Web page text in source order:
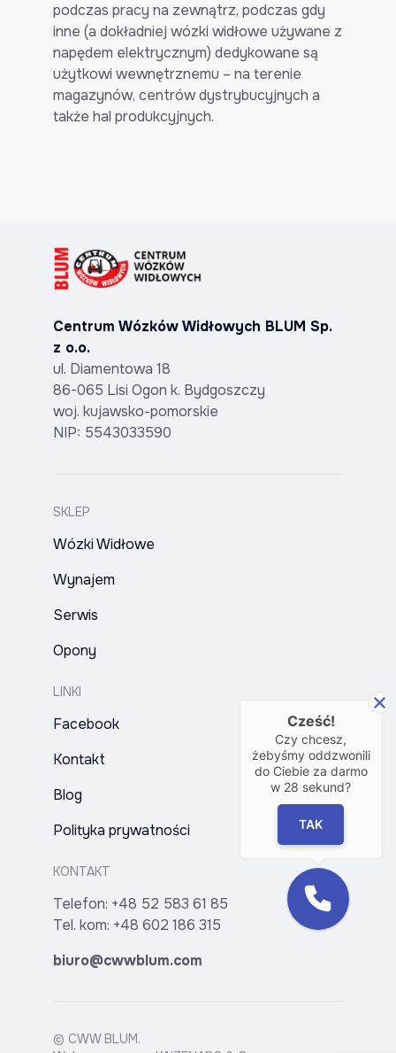
podczas pracy na zewnątrz, podczas gdy
inne (a dokładniej wózki widłowe używane z
napędem elektrycznym) dedykowane są
użytkowi wewnętrznemu – na terenie
magazynów, centrów dystrybucyjnych a
także hal produkcyjnych.
Centrum Wózków Widłowych BLUM Sp.
z o.o.
ul. Diamentowa 18
86-065 Lisi Ogon k. Bydgoszczy
woj. kujawsko-pomorskie
NIP: 5543033590
SKLEP
Wózki Widłowe
Wynajem
Serwis
Opony
LINKI
Facebook
Kontakt
Blog
Polityka prywatności
KONTAKT
Telefon: +48 52 583 61 85
Tel. kom: +48 602 186 315
biuro@cwwblum.com
© CWW BLUM.
Cześć!
Czy chcesz,
żebyśmy oddzwonili
do Ciebie za darmo
w 28 sekund?
TAK